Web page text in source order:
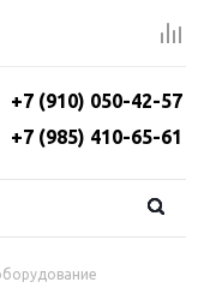
+7 (910) 050-42-57
+7 (985) 410-65-61